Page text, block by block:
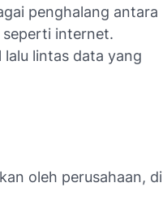
penghalang antara
seperti internet.
lintas data yang
oleh perusahaan, di